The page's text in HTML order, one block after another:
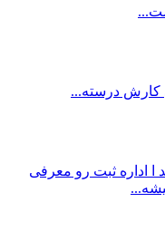
کارش درسته...
ا اداره ثبت‌ رو معرفی